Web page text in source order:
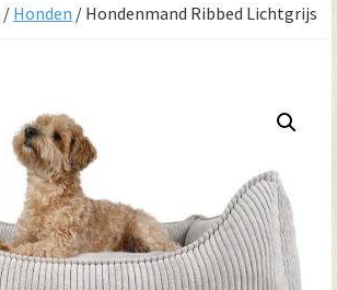
/ Honden / Hondenmand Ribbed Lichtgrijs